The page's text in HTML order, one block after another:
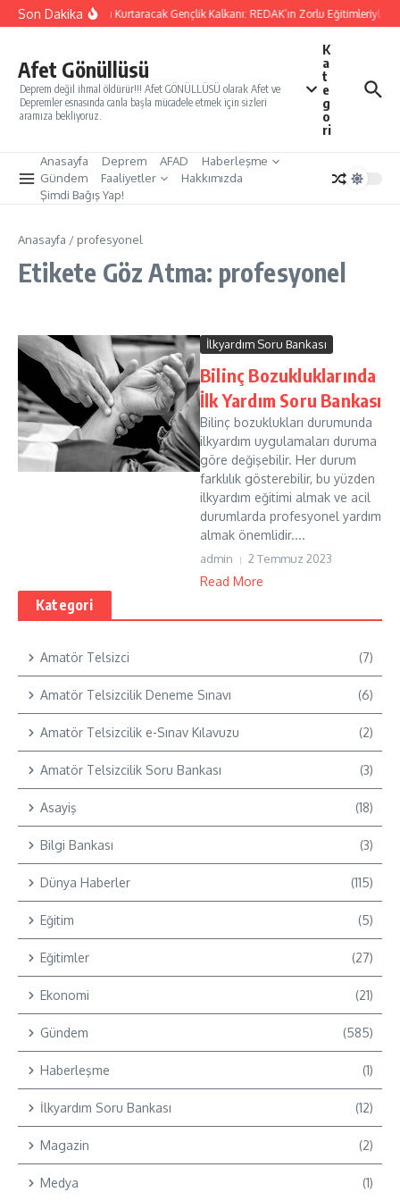
İçeriğe atla
Son DakikaYarınları Kurtaracak Gençlik Kalkanı: REDAK’ın Zorlu Eğitimleriyle
Afet Gönüllüsü
Deprem değil ihmal öldürür!!! Afet GÖNÜLLÜSÜ olarak Afet ve
Depremler esnasında canla başla mücadele etmek için sizleri
aramıza bekliyoruz.
K
a
t
e
g
o
ri
Anasayfa Deprem AFAD
Haberleşme
Gündem
Faaliyetler
Hakkımızda
Şimdi Bağış Yap!
Anasayfa / profesyonel
Etikete Göz Atma: profesyonel
İlkyardım Soru Bankası
Bilinç Bozukluklarında
İlk Yardım Soru Bankası
Bilinç bozuklukları durumunda
ilkyardım uygulamaları duruma
göre değişebilir. Her durum
farklılık gösterebilir, bu yüzden
ilkyardım eğitimi almak ve acil
durumlarda profesyonel yardım
almak önemlidir....
admin 2 Temmuz 2023
Read More
Kategori
Amatör Telsizci (7)
Amatör Telsizcilik Deneme Sınavı (6)
Amatör Telsizcilik e-Sınav Kılavuzu (2)
Amatör Telsizcilik Soru Bankası (3)
Asayiş (18)
Bilgi Bankası (3)
Dünya Haberler (115)
Eğitim (5)
Eğitimler (27)
Ekonomi (21)
Gündem (585)
Haberleşme (1)
İlkyardım Soru Bankası (12)
Magazin (2)
Medya (1)